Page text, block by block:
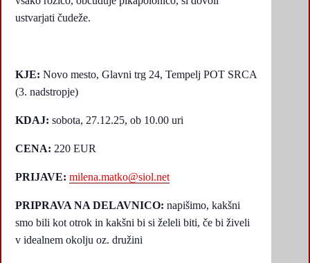
ustvarjati čudeže.
KJE: Novo mesto, Glavni trg 24, Tempelj POT SRCA
(3. nadstropje)
KDAJ: sobota, 27.12.25, ob 10.00 uri
CENA: 220 EUR
PRIJAVE: milena.matko@siol.net
PRIPRAVA NA DELAVNICO: napišimo, kakšni
smo bili kot otrok in kakšni bi si želeli biti, če bi živeli
v idealnem okolju oz. družini